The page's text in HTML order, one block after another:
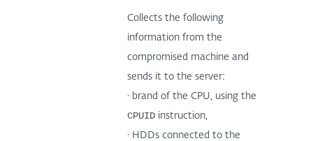
Collects the following
information from the
compromised machine and
sends it to the server:
· brand of the CPU, using the
CPUID instruction,
· HDDs connected to the